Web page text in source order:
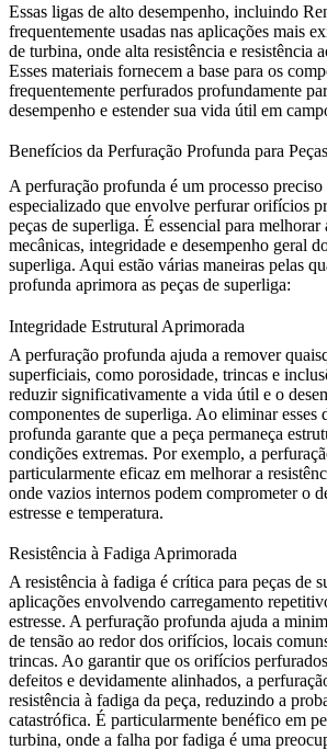
Essas ligas de alto desempenho, incluindo
frequentemente usadas nas aplicações mais
de turbina, onde alta resistência e resistência
Esses materiais fornecem a base para os
frequentemente perfurados profundamente
desempenho e estender sua vida útil em
Benefícios da Perfuração Profunda para
A perfuração profunda é um processo preciso
especializado que envolve perfurar orifícios
peças de superliga. É essencial para melhorar
mecânicas, integridade e desempenho geral
superliga. Aqui estão várias maneiras pelas
profunda aprimora as peças de superliga:
Integridade Estrutural Aprimorada
A perfuração profunda ajuda a remover
superficiais, como porosidade, trincas e
reduzir significativamente a vida útil e o
componentes de superliga. Ao eliminar esses
profunda garante que a peça permaneça
condições extremas. Por exemplo, a
particularmente eficaz em melhorar a
onde vazios internos podem comprometer o
estresse e temperatura.
Resistência à Fadiga Aprimorada
A resistência à fadiga é crítica para peças de
aplicações envolvendo carregamento
estresse. A perfuração profunda ajuda a
de tensão ao redor dos orifícios, locais
trincas. Ao garantir que os orifícios
defeitos e devidamente alinhados, a
resistência à fadiga da peça, reduzindo a
catastrófica. É particularmente benéfico em
turbina, onde a falha por fadiga é uma